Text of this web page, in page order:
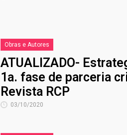
Obras e Autores
ATUALIZADO-
1a. fase de parceria
Revista RCP
03/10/2020